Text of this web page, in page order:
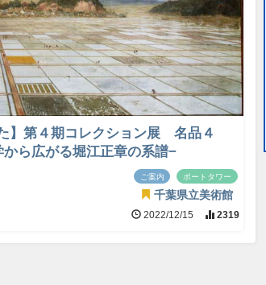
】第４期コレクション展 名品４
ら広がる堀江正章の系譜−
ご案内 ポートタワー
千葉県立美術館
2022/12/15 2319